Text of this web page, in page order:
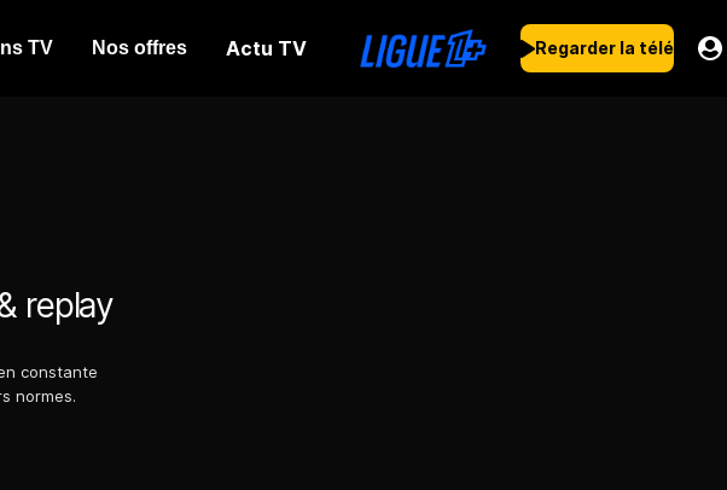
TV Nos offres Actu TV Regarder la télé
replay
constante
normes.